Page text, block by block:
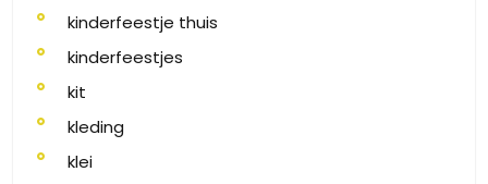
kinderfeestje thuis
kinderfeestjes
kit
kleding
klei